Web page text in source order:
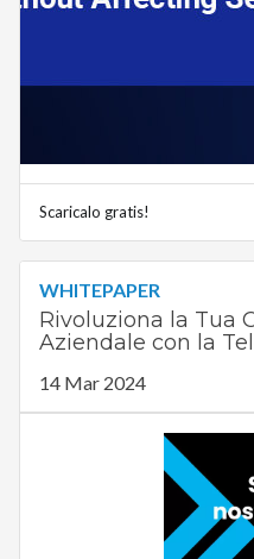
Scaricalo gratis!
WHITEPAPER
Rivoluziona la Tua
Aziendale con la
14 Mar 2024